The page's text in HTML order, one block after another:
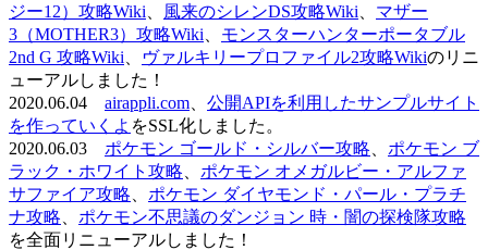
ジー12）攻略Wiki
風来のシレンDS攻略Wiki
マザー
3（MOTHER3）攻略Wiki
モンスターハンターポータブル
2nd G 攻略Wiki
ヴァルキリープロファイル2攻略Wikiのリニ
ューアルしました！
2020.06.04 airappli.com
公開APIを利用したサンプルサイト
を作っていくよ をSSL化しました。
2020.06.03 ポケモン ゴールド・シルバー攻略
ポケモン ブ
ラック・ホワイト攻略
ポケモン オメガルビー・アルファ
サファイア攻略
ポケモン ダイヤモンド・パール・プラチ
ナ攻略
ポケモン不思議のダンジョン 時・闇の探検隊攻略
を全面リニューアルしました！